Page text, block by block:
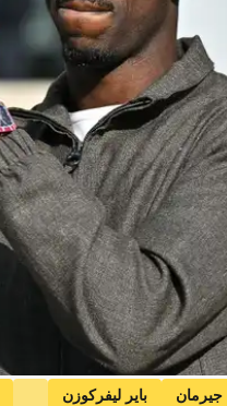
باير ليفركوزن